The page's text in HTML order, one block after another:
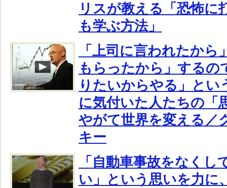
リスが教える「恐怖に
も学ぶ方法」
「上司に言われたから
もらったから」するの
りたいからやる」とい
に気付いた人たちの「
やがて世界を変える／
キー
「自動車事故をなくし
い」という思いを力に